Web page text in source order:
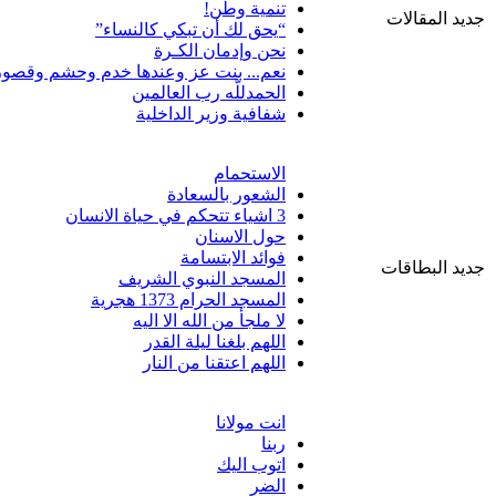
جديد المقالات
تنمية وطن!
“يحق لك أن تبكي كالنساء”
نحن وإدمان الكـرة
نعم... بنت عز وعندها خدم وحشم
الحمدللّه رب العالمين
شفافية وزير الداخلية
جديد البطاقات
الاستحمام
الشعور بالسعادة
3 اشياء تتحكم في حياة الانسان
حول الاسنان
فوائد الابتسامة
المسجد النبوي الشريف
المسجد الحرام 1373 هجرية
لا ملجأ من الله الا اليه
اللهم بلغنا ليلة القدر
اللهم اعتقنا من النار
انت مولانا
ربنا
اتوب اليك
الضر